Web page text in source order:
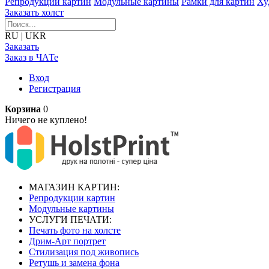
Заказать холст
RU | UKR
Заказать
Заказ в ЧАТе
Вход
Регистрация
Корзина 0
Ничего не куплено!
МАГАЗИН КАРТИН:
Репродукции картин
Модульные картины
УСЛУГИ ПЕЧАТИ:
Печать фото на холсте
Дрим-Арт портрет
Стилизация под живопись
Ретушь и замена фона